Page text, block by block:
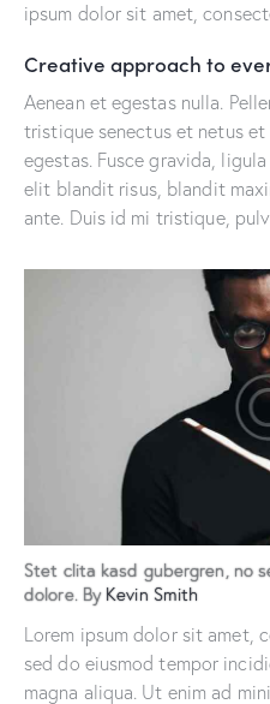
ipsum dolor sit amet,
Creative approach to
Aenean et egestas nulla.
tristique senectus et netus et
egestas. Fusce gravida,
elit blandit risus, blandit
ante. Duis id mi tristique,
Stet clita kasd gubergren, no
dolore. ByKevin Smith
Lorem ipsum dolor sit amet,
sed do eiusmod tempor
magna aliqua. Ut enim ad